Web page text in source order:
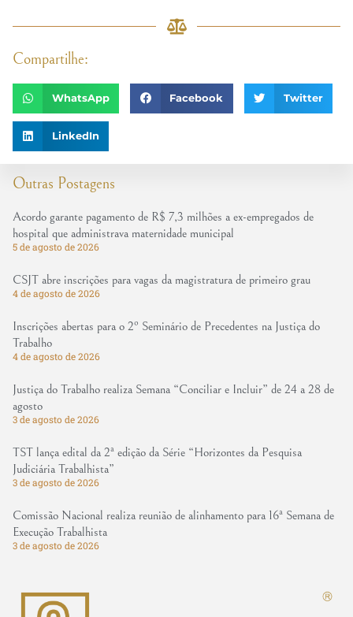
Outras Postagens
Acordo garante pagamento de R$ 7,3 milhões a ex-empregados de
hospital que administrava maternidade municipal
5 de agosto de 2026
CSJT abre inscrições para vagas da magistratura de primeiro grau
4 de agosto de 2026
Inscrições abertas para o 2º Seminário de Precedentes na Justiça do
Trabalho
4 de agosto de 2026
Justiça do Trabalho realiza Semana “Conciliar e Incluir” de 24 a 28 de
agosto
3 de agosto de 2026
TST lança edital da 2ª edição da Série “Horizontes da Pesquisa
Judiciária Trabalhista”
3 de agosto de 2026
Comissão Nacional realiza reunião de alinhamento para 16ª Semana de
Execução Trabalhista
3 de agosto de 2026
Compartilhe:
WhatsApp Facebook Twitter
LinkedIn